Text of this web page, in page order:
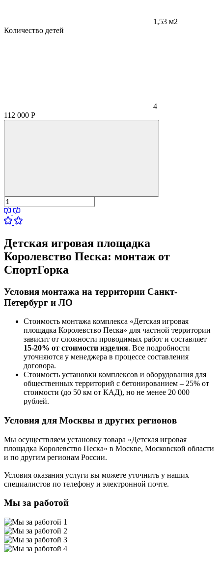
1,53 м2
Количество детей
4
112 000 Р
Детская игровая площадка
Королевство Песка: монтаж от
СпортГорка
Условия монтажа на территории Санкт-
Петербург и ЛО
Стоимость монтажа комплекса «Детская игровая
площадка Королевство Песка» для частной территории
зависит от сложности проводимых работ и составляет
15-20% от стоимости изделия. Все подробности
уточняются у менеджера в процессе составления
договора.
Стоимость установки комплексов и оборудования для
общественных территорий с бетонированием – 25% от
стоимости (до 50 км от КАД), но не менее 20 000
рублей.
Условия для Москвы и других регионов
Мы осуществляем установку товара «Детская игровая
площадка Королевство Песка» в Москве, Московской области
и по другим регионам России.
Условия оказания услуги вы можете уточнить у наших
специалистов по телефону и электронной почте.
Мы за работой